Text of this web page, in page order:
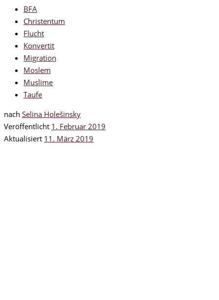
BFA
Christentum
Flucht
Konvertit
Migration
Moslem
Muslime
Taufe
nach Selina Holešinsky
Veröffentlicht 1. Februar 2019
Aktualisiert 11. März 2019